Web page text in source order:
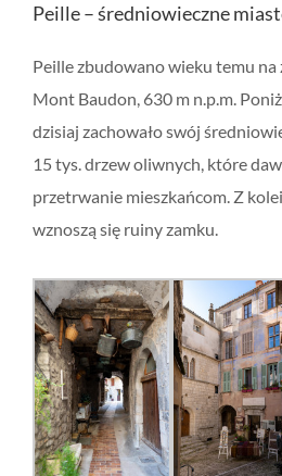
Peille – średniowieczne
Peille zbudowano wieku temu na
Mont Baudon, 630 m n.p.m.
dzisiaj zachowało swój
15 tys. drzew oliwnych, które
przetrwanie mieszkańcom. Z
wznoszą się ruiny zamku.